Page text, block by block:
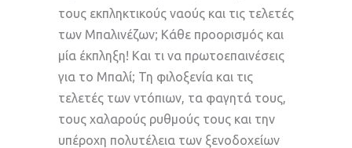
τους εκπληκτικούς ναούς και τις τελετές
των Μπαλινέζων; Κάθε προορισμός και
μία έκπληξη! Και τι να πρωτοεπαινέσεις
για το Μπαλί; Τη φιλοξενία και τις
τελετές των ντόπιων, τα φαγητά τους,
τους χαλαρούς ρυθμούς τους και την
υπέροχη πολυτέλεια των ξενοδοχείων